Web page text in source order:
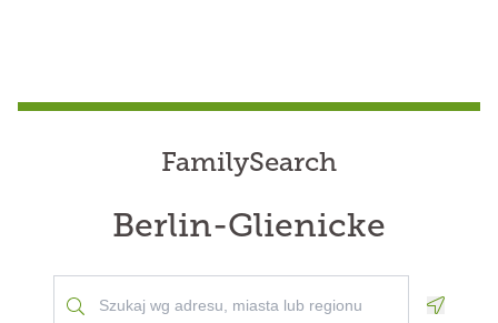
FamilySearch
Berlin-Glienicke